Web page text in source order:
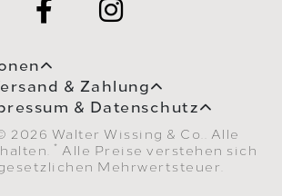
& Zahlung
& Datenschutz
2026 Walter Wissing & Co.. Alle
* Alle Preise verstehen sich
Mehrwertsteuer.